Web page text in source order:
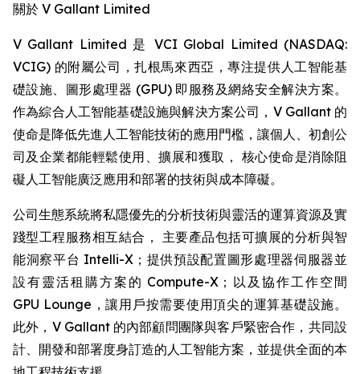
關於 V Gallant Limited
V Gallant Limited 是 VCI Global Limited (NASDAQ:
VCIG) 的附屬公司，扎根馬來西亞，專注提供人工智能基
礎設施、圖形處理器 (GPU) 即服務及網絡安全解決方案。
作為綜合人工智能基礎設施與解決方案公司，V Gallant 的
使命是降低先進人工智能技術的應用門檻，讓個人、初創公
司及企業都能輕鬆使用、擴展和獲取， 核心使命是消除阻
礙人工智能廣泛應用和部署的技術與成本障礙。
公司生態系統將私隱優先的分析技術與靈活的運算資源及實
踐型工程服務相互結合， 主要產品包括可擴展的分析與智
能洞察平台 Intelli-X；提供預設配置圖形處理器伺服器並
設有靈活租購方案的 Compute-X；以及協作工作空間
GPU Lounge，讓用戶按需要使用頂尖的運算基礎設施。
此外，V Gallant 的內部顧問團隊與客戶緊密合作，共同設
計、開發和部署度身訂造的人工智能方案，並提供全面的本